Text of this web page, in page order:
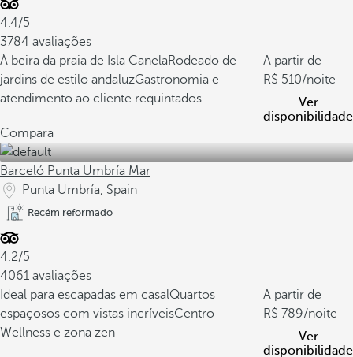
4.4/5
3784 avaliações
À beira da praia de Isla CanelaRodeado de
jardins de estilo andaluzGastronomia e
atendimento ao cliente requintados
A partir de
510/noite
Ver
disponibilidade
Compara
Barceló Punta Umbría Mar
Punta Umbría, Spain
Recém reformado
4.2/5
4061 avaliações
Ideal para escapadas em casalQuartos
espaçosos com vistas incríveisCentro
Wellness e zona zen
A partir de
789/noite
Ver
disponibilidade